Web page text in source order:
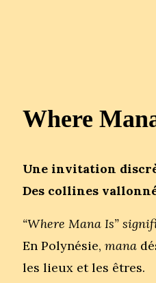
Where
Une invitation
Des collines
“Where Mana Is”
En Polynésie, mana
les lieux et les êtres.